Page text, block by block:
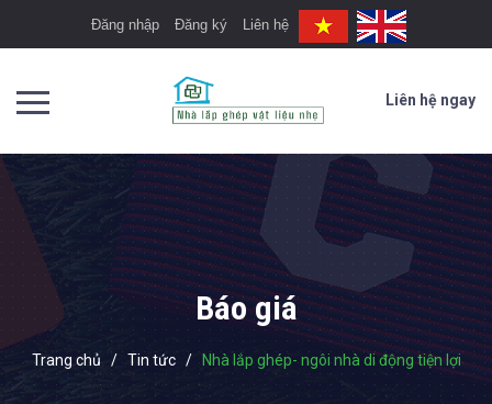
Đăng nhập Đăng ký Liên hệ
Liên hệ ngay
Báo giá
Trang chủ / Tin tức / Nhà lắp ghép- ngôi nhà di động tiện lợi